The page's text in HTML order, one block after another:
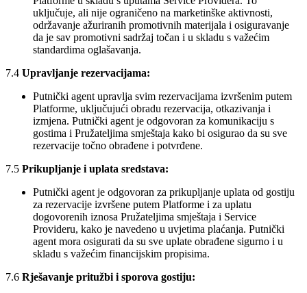
uključuje, ali nije ograničeno na marketinške aktivnosti,
održavanje ažuriranih promotivnih materijala i osiguravanje
da je sav promotivni sadržaj točan i u skladu s važećim
standardima oglašavanja.
7.4 Upravljanje rezervacijama:
Putnički agent upravlja svim rezervacijama izvršenim putem
Platforme, uključujući obradu rezervacija, otkazivanja i
izmjena. Putnički agent je odgovoran za komunikaciju s
gostima i Pružateljima smještaja kako bi osigurao da su sve
rezervacije točno obrađene i potvrđene.
7.5 Prikupljanje i uplata sredstava:
Putnički agent je odgovoran za prikupljanje uplata od gostiju
za rezervacije izvršene putem Platforme i za uplatu
dogovorenih iznosa Pružateljima smještaja i Service
Provideru, kako je navedeno u uvjetima plaćanja. Putnički
agent mora osigurati da su sve uplate obrađene sigurno i u
skladu s važećim financijskim propisima.
7.6 Rješavanje pritužbi i sporova gostiju: